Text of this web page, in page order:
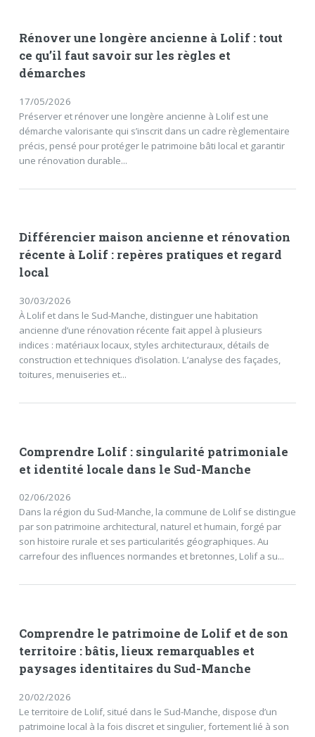
Rénover une longère ancienne à Lolif : tout
ce qu’il faut savoir sur les règles et
démarches
17/05/2026
Préserver et rénover une longère ancienne à Lolif est une
démarche valorisante qui s’inscrit dans un cadre règlementaire
précis, pensé pour protéger le patrimoine bâti local et garantir
une rénovation durable...
Différencier maison ancienne et rénovation
récente à Lolif : repères pratiques et regard
local
30/03/2026
À Lolif et dans le Sud-Manche, distinguer une habitation
ancienne d’une rénovation récente fait appel à plusieurs
indices : matériaux locaux, styles architecturaux, détails de
construction et techniques d’isolation. L’analyse des façades,
toitures, menuiseries et...
Comprendre Lolif : singularité patrimoniale
et identité locale dans le Sud-Manche
02/06/2026
Dans la région du Sud-Manche, la commune de Lolif se distingue
par son patrimoine architectural, naturel et humain, forgé par
son histoire rurale et ses particularités géographiques. Au
carrefour des influences normandes et bretonnes, Lolif a su...
Comprendre le patrimoine de Lolif et de son
territoire : bâtis, lieux remarquables et
paysages identitaires du Sud-Manche
20/02/2026
Le territoire de Lolif, situé dans le Sud-Manche, dispose d’un
patrimoine local à la fois discret et singulier, fortement lié à son